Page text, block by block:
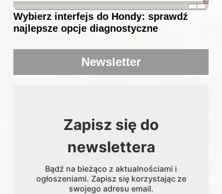
Wybierz interfejs do Hondy: sprawdź
najlepsze opcje diagnostyczne
Newsletter
Zapisz się do
newslettera
Bądź na bieżąco z aktualnościami i
ogłoszeniami. Zapisz się korzystając ze
swojego adresu email.